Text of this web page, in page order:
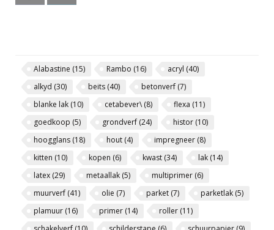
Alabastine (15) Rambo (16) acryl (40)
alkyd (30) beits (40) betonverf (7)
blanke lak (10) cetabever\(8) flexa (11)
goedkoop (5) grondverf (24) histor (10)
hoogglans (18) hout (4) impregneer (8)
kitten (10) kopen (6) kwast (34) lak (14)
latex (29) metaallak (5) multiprimer (6)
muurverf (41) olie (7) parket (7) parketlak (5)
plamuur (16) primer (14) roller (11)